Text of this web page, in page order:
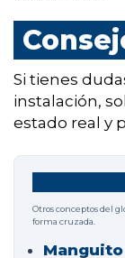
Si tienes
instalación,
estado real y
Otros conceptos del
forma cruzada.